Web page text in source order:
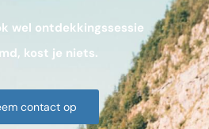
wel ontdekkingssessie
kost je niets.
contact op